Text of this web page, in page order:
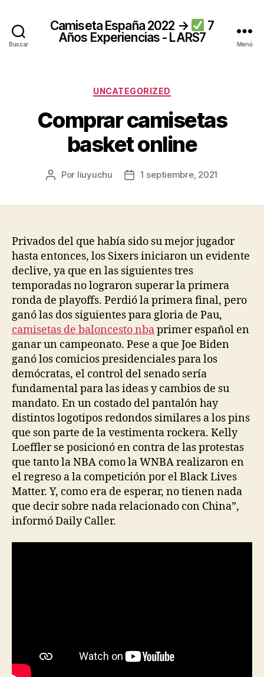
Buscar
Camiseta España 2022 →
7
Años Experiencias - LARS7
Menú
Categorías
UNCATEGORIZED
Comprar camisetas
basket online
Autor
Por liuyuchu
Fecha1 septiembre, 2021
Privados del que había sido su mejor jugador
hasta entonces, los Sixers iniciaron un evidente
declive, ya que en las siguientes tres
temporadas no lograron superar la primera
ronda de playoffs. Perdió la primera final, pero
ganó las dos siguientes para gloria de Pau,
camisetas de baloncesto nbaprimer español en
ganar un campeonato. Pese a que Joe Biden
ganó los comicios presidenciales para los
demócratas, el control del senado sería
fundamental para las ideas y cambios de su
mandato. En un costado del pantalón hay
distintos logotipos redondos similares a los pins
que son parte de la vestimenta rockera. Kelly
Loeffler se posicionó en contra de las protestas
que tanto la NBA como la WNBA realizaron en
el regreso a la competición por el Black Lives
Matter. Y, como era de esperar, no tienen nada
que decir sobre nada relacionado con China”,
informó Daily Caller.